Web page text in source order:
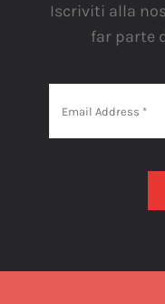
Iscriviti alla
far parte